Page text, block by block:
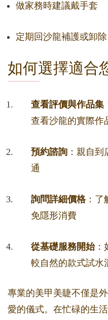
做家務時建議戴手套
定期回沙龍補護或卸除
如何選擇適合
查看評價與作品集
查看沙龍的實際作
預約諮詢 ：親自
通
詢問詳細價格：了
免隱形消費
從基礎服務開始：
較自然的款式試水
專業的美甲美睫不僅是
愛的儀式。在忙碌的生